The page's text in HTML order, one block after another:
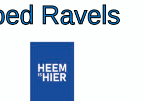
Ravels